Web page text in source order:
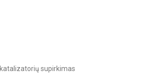
katalizatorių supirkimas